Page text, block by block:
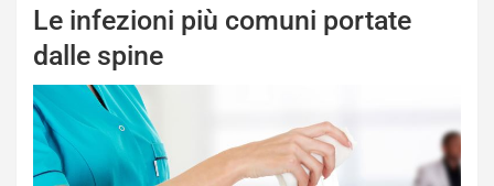
Le infezioni più comuni portate
dalle spine